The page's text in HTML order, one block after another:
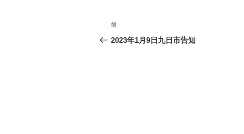
投
稿
過
去
前
2023年1月9日九日市告知